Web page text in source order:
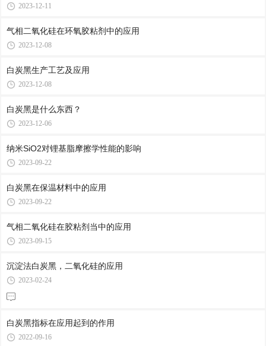
2023-12-11
气相二氧化硅在环氧胶粘剂中的应用
2023-12-08
白炭黑生产工艺及应用
2023-12-08
白炭黑是什么东西？
2023-12-06
纳米SiO2对锂基脂摩擦学性能的影响
2023-09-22
白炭黑在保温材料中的应用
2023-09-22
气相二氧化硅在胶粘剂当中的应用
2023-09-15
沉淀法白炭黑，二氧化硅的应用
2023-02-24
白炭黑指标在应用起到的作用
2022-09-16